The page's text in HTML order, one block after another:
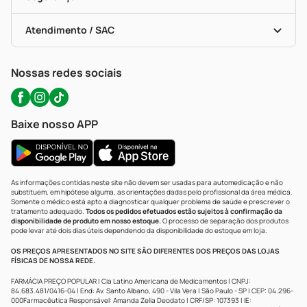
Troca E Devolução
Bulas De A A Z
Políticas De Marketplace
Testes Rápidos
Autoteste Covid-19
Certificado De Segurança
Portal Da Privacidade
Atendimento / SAC
WhatsApp (47) 9202-1687
Nossas redes sociais
Baixe nosso APP
As informações contidas neste site não devem ser usadas para automedicação e não
substituem, em hipótese alguma, as orientações dadas pelo profissional da área médica.
Somente o médico está apto a diagnosticar qualquer problema de saúde e prescrever o
tratamento adequado. Todos os pedidos efetuados estão sujeitos à confirmação da
disponibilidade de produto em nosso estoque.O processo de separação dos produtos
pode levar até dois dias úteis dependendo da disponibilidade do estoque em loja.
OS PREÇOS APRESENTADOS NO SITE SÃO DIFERENTES DOS PREÇOS DAS LOJAS
FÍSICAS DE NOSSA REDE.
FARMÁCIA PREÇO POPULAR | Cia Latino Americana de Medicamentos | CNPJ:
84.683.481/0416-04 | End: Av. Santo Albano, 490 - Vila Vera | São Paulo - SP | CEP: 04.296-
000Farmacêutica Responsável: Amanda Zelia Deodato | CRF/SP: 107393 | IE: